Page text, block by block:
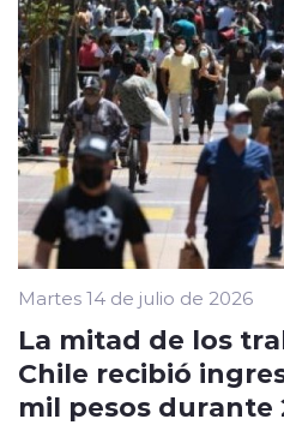
Martes 14 de julio de 2026
La mitad de los
Chile recibió
mil pesos durante